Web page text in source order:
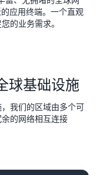
应用终端。一个直观
的业务需求。
球基础设施
我们的区域由多个可
的网络相互连接